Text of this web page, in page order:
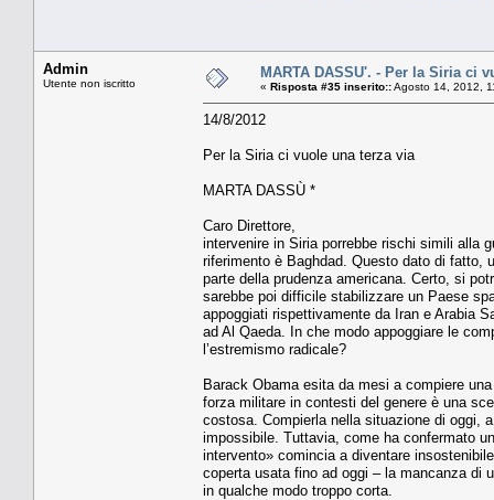
Admin
Utente non iscritto
MARTA DASSU'. - Per la Siria ci
« Risposta #35 inserito::Agosto 14, 2012,
14/8/2012
Per la Siria ci vuole una terza via
MARTA DASSÙ *
Caro Direttore,
intervenire in Siria porrebbe rischi simili alla
riferimento è Baghdad. Questo dato di fatto,
parte della prudenza americana. Certo, si
sarebbe poi difficile stabilizzare un Paese
appoggiati rispettivamente da Iran e Arabia
ad Al Qaeda. In che modo appoggiare le
l’estremismo radicale?
Barack Obama esita da mesi a compiere
forza militare in contesti del genere è una
costosa. Compierla nella situazione di oggi,
impossibile. Tuttavia, come ha confermato
intervento» comincia a diventare
coperta usata fino ad oggi – la mancanza di
in qualche modo troppo corta.